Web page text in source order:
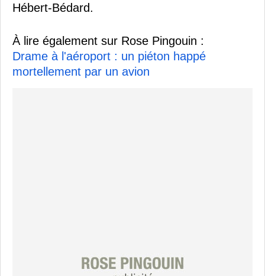
Hébert-Bédard.
À lire également sur Rose Pingouin :
Drame à l'aéroport : un piéton happé
mortellement par un avion